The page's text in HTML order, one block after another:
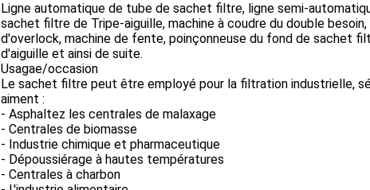
Ligne automatique de tube de sachet filtre, ligne semi-
sachet filtre de Tripe-aiguille, machine à coudre du double
d'overlock, machine de fente, poinçonneuse du fond de sachet
d'aiguille et ainsi de suite.
Usagae/occasion
Le sachet filtre peut être employé pour la filtration industrielle,
aiment :
- Asphaltez les centrales de malaxage
- Centrales de biomasse
- Industrie chimique et pharmaceutique
- Dépoussiérage à hautes températures
- Centrales à charbon